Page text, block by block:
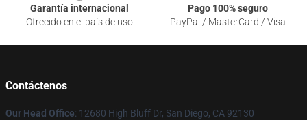
Garantía internacional
Ofrecido en el país de uso
Pago 100% seguro
PayPal / MasterCard / Visa
Contáctenos
Our Head Office: 12680 High Bluff Dr, San Diego, CA 92130